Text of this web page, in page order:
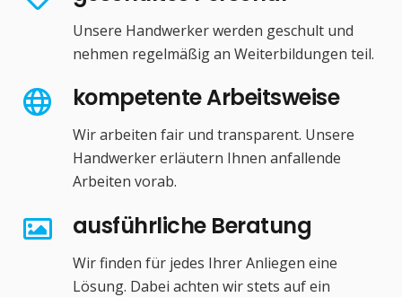
Unsere Handwerker werden geschult und
nehmen regelmäßig an Weiterbildungen teil.
kompetente Arbeitsweise
Wir arbeiten fair und transparent. Unsere
Handwerker erläutern Ihnen anfallende
Arbeiten vorab.
ausführliche Beratung
Wir finden für jedes Ihrer Anliegen eine
Lösung. Dabei achten wir stets auf ein